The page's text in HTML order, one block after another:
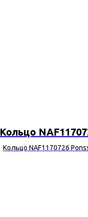
Кольцо
Кольцо NAF1170726